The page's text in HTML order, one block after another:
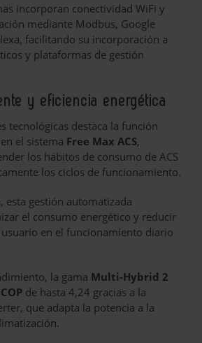
incorporan conectividad WiFi y
mediante Modbus, Google
facilitando su incorporación a
y plataformas de gestión
y eficiencia energética
tecnológicas destaca la función
el sistema Free Max ACS,
los hábitos de consumo de ACS
los ciclos de funcionamiento.
esta gestión automatizada
el consumo energético y reducir
en el funcionamiento diario
la gama Multi-Hybrid 2
COP de hasta 4,24 gracias a la
que adapta la potencia a la